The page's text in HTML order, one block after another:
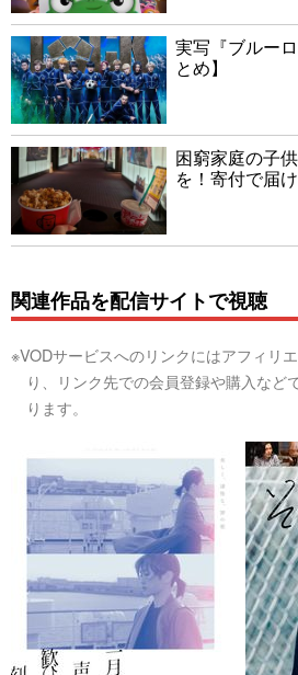
実写『ブルー
とめ】
困窮家庭の子
を！寄付で届
関連作品を配信サイトで視聴
※VODサービスへのリンクにはアフィリ
り、リンク先での会員登録や購入など
ります。